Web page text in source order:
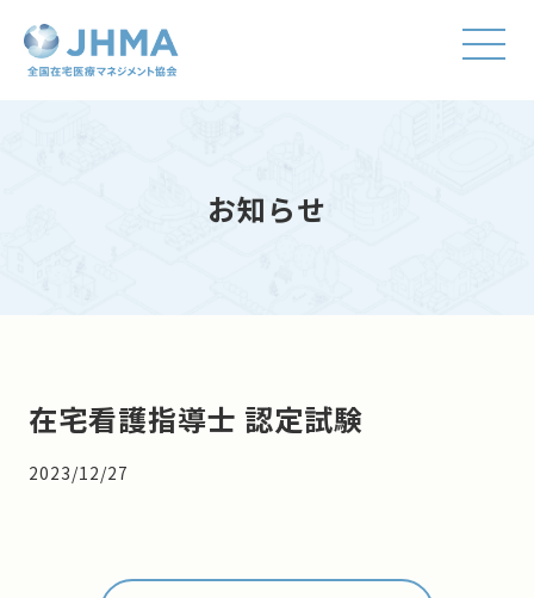
お知らせ
在宅看護指導士 認定試験
2023/12/27